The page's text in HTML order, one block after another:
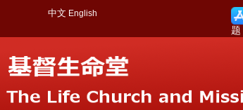
中文 English
题